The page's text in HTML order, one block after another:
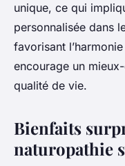
unique, ce qui
personnalisée dans
favorisant
encourage un
qualité de vie.
Bienfaits
naturopathie